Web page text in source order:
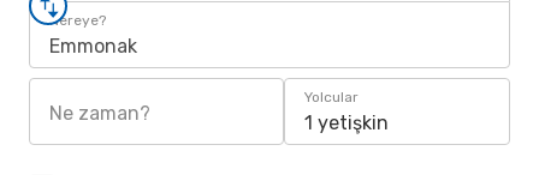
Nereye?
Emmonak
Ne zaman?
Yolcular
1 yetişkin